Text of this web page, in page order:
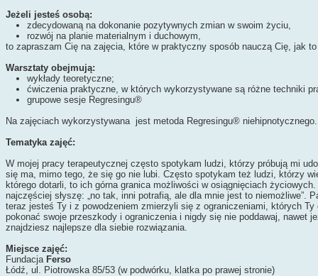
Jeżeli jesteś osobą:
zdecydowaną na dokonanie pozytywnych zmian w swoim życiu,
rozwój na planie materialnym i duchowym,
to zapraszam Cię na zajęcia, które w praktyczny sposób nauczą Cię, jak
Warsztaty obejmują:
wykłady teoretyczne;
ćwiczenia praktyczne, w których wykorzystywane są różne techniki
grupowe sesje Regresingu®
Na zajęciach wykorzystywana jest metoda Regresingu® niehipnotycznego.
Tematyka zajęć:
W mojej pracy terapeutycznej często spotykam ludzi, którzy próbują mi
się ma, mimo tego, że się go nie lubi. Często spotykam też ludzi, którzy
którego dotarli, to ich górna granica możliwości w osiągnięciach
najczęściej słyszę: „no tak, inni potrafią, ale dla mnie jest to
teraz jesteś Ty i z powodzeniem zmierzyli się z ograniczeniami, których
pokonać swoje przeszkody i ograniczenia i nigdy się nie poddawaj, nawet
znajdziesz najlepsze dla siebie rozwiązania.
Miejsce zajęć:
FundacjaFerso
Łódź, ul. Piotrowska 85/53 (w podwórku, klatka po prawej stronie)